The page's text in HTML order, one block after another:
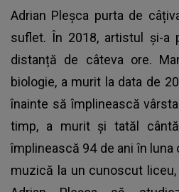
Adrian Pleșca purta de
suflet. În 2018, artistul și-a
distanță de câteva ore.
biologie, a murit la data de
înainte să împlinească
timp, a murit și tatăl
împlinească 94 de ani în
muzică la un cunoscut